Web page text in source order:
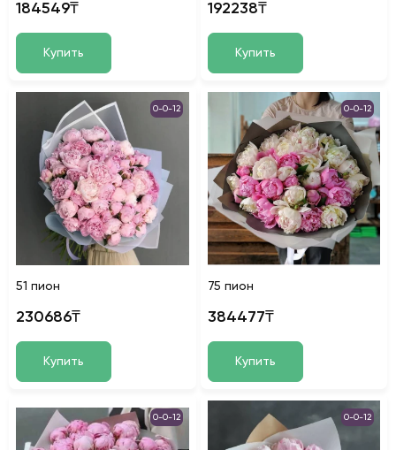
184549₸
Купить
192238₸
Купить
0-0-12
51 пион
230686₸
Купить
0-0-12
75 пион
384477₸
Купить
0-0-12 0-0-12